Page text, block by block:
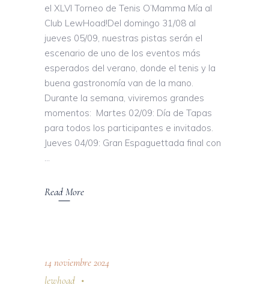
el XLVI Torneo de Tenis O’Mamma Mía al
Club LewHoad!Del domingo 31/08 al
jueves 05/09, nuestras pistas serán el
escenario de uno de los eventos más
esperados del verano, donde el tenis y la
buena gastronomía van de la mano.
Durante la semana, viviremos grandes
momentos: Martes 02/09: Día de Tapas
para todos los participantes e invitados.
Jueves 04/09: Gran Espaguettada final con
Read More
14 noviembre 2024
lewhoad